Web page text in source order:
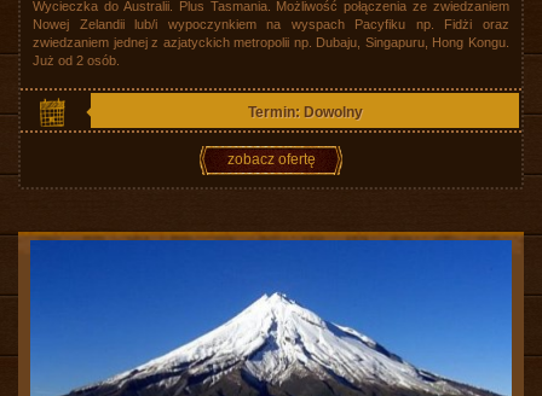
Wycieczka do Australii. Plus Tasmania. Możliwość połączenia ze zwiedzaniem
Nowej Zelandii lub/i wypoczynkiem na wyspach Pacyfiku np. Fidżi oraz
zwiedzaniem jednej z azjatyckich metropolii np. Dubaju, Singapuru, Hong Kongu.
Już od 2 osób.
Termin: Dowolny
zobacz ofertę